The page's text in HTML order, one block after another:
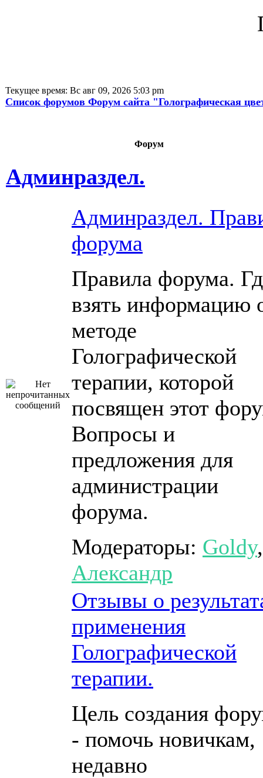
Текущее время: Вс авг 09, 2026 5:03 pm
Список форумов Форум сайта "Голографическая
Форум
Админраздел.
Админраздел.
форума
Правила форума.
взять информацию
методе
Голографической
терапии, которой
посвящен этот
Вопросы и
предложения для
администрации
форума.
Модераторы: Goldy,
Александр
Отзывы о
применения
Голографической
терапии.
Цель создания
- помочь новичкам,
недавно